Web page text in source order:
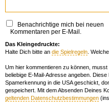
Benachrichtige mich bei neuen
Kommentaren per E-Mail.
Das Kleingedruckte:
Halte Dich bitte an die Spielregeln .
Um hier kommentieren zu können,
beliebige E-Mail-Adresse angeben.
Spamerkennung in die USA geschickt,
gespeichert. Mit dem Absenden Deines
geltenden Datenschutzbestimmungen